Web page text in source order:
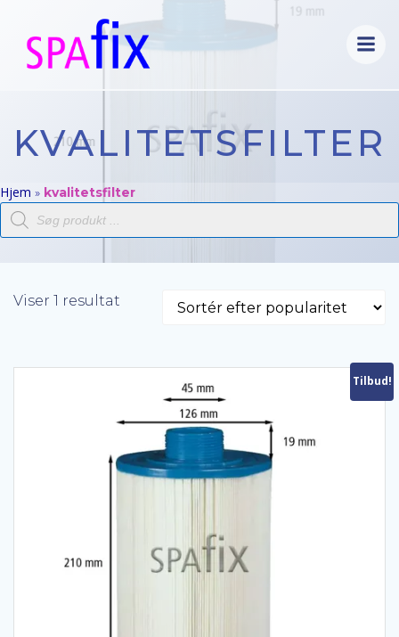
KVALITETSFILTER
Hjem » kvalitetsfilter
Products
search
Viser 1 resultat
Tilbud!